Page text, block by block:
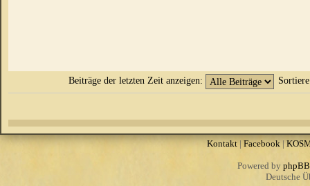
Beiträge der letzten Zeit anzeigen:
Kontakt| Facebook |
Powered by phpBB
Deutsche